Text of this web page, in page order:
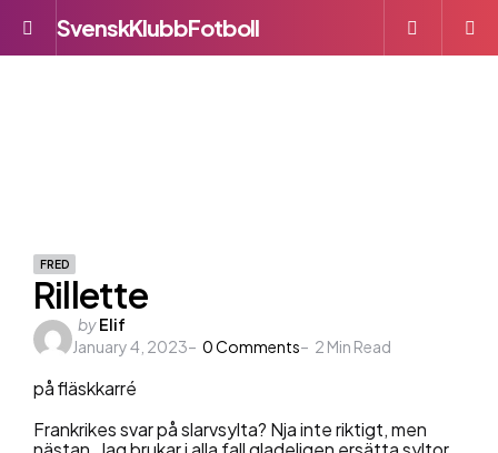
Menu
SvenskKlubbFotboll
FRED
Rillette
Posted
by
byElif
January 4, 2023
0Comments 2 Min Read
på fläskkarré
Frankrikes svar på slarvsylta? Nja inte riktigt, men